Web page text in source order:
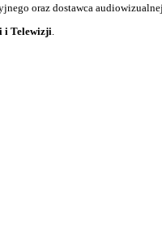
oraz dostawca
i Telewizji